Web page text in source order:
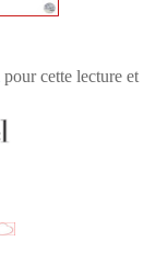
pour cette lecture et